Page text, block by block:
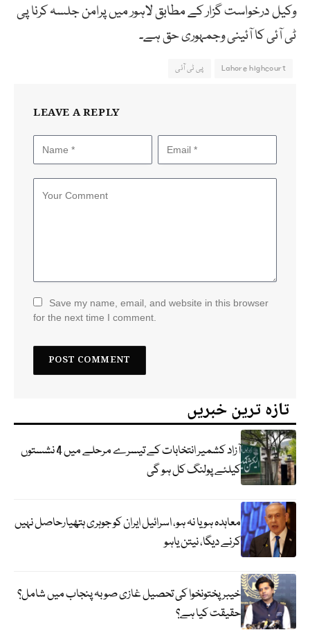
وکیل درخواست گزار کے مطابق لاہور میں پرامن جلسہ کرنا پی
ٹی آئی کا آئینی وجمہوری حق ہے۔
Lahore highcourt پی ٹی آئی
LEAVE A REPLY
Save my name, email, and website in this browser
for the next time I comment.
تازہ ترین خبریں
آزاد کشمیر انتخابات کے تیسرے مرحلے میں 4 نشستوں
کیلئے پولنگ کل ہو گی
معاہدہ ہو یا نہ ہو، اسرائیل ایران کو جوہری ہتھیارحاصل نہیں
کرنے دیگا، نیتن یاہو
خیبر پختونخوا کی تحصیل غازی صوبہ پنجاب میں شامل؟
حقیقت کیا ہے؟